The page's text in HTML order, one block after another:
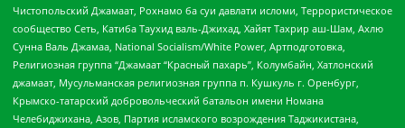
Чистопольский Джамаат, Рохнамо ба суи давлати исломи, Террористическое
сообщество Сеть, Катиба Таухид валь-Джихад, Хайят Тахрир аш-Шам, Ахлю
Сунна Валь Джамаа, National Socialism/White Power, Артподготовка,
Религиозная группа “Джамаат “Красный пахарь”, Колумбайн, Хатлонский
джамаат, Мусульманская религиозная группа п. Кушкуль г. Оренбург,
Крымско-татарский добровольческий батальон имени Номана
Челебиджихана, Азов, Партия исламского возрождения Таджикистана,